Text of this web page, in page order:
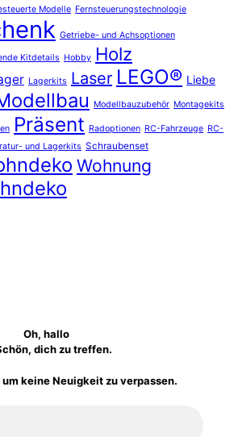
Modelle Fernsteuerungstechnologie
Getriebe- und Achsoptionen
Kitdetails Hobby Holz
Lagerkits Laser LEGO® Liebe
Modellbauzubehör Montagekits
Präsent Radoptionen RC-Fahrzeuge RC-
und Lagerkits Schraubenset
Wohnung
Oh, hallo
dich zu treffen.
keine Neuigkeit zu verpassen.